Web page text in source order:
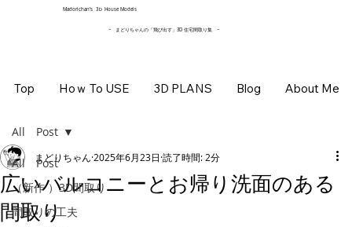
​Madorichan’s 3Ｄ House Models
Top Hoｗ To USE 3D PLANS Blog About Me
~ まどりちゃんの「飛び出す」3D 住宅間取り集 ~
All Post
（新作 ）3D間取り
間取りの工夫
All Post
広いバルコニーとお帰り洗面のある
間取り
まどりちゃん 2025年6月23日 読了時間: 2分